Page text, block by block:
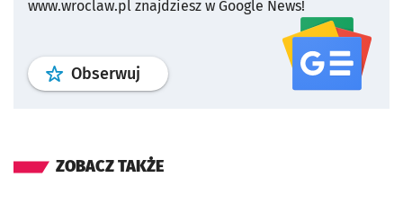
www.wroclaw.pl znajdziesz w Google News!
Obserwuj profil serwisu
ZOBACZ TAKŻE